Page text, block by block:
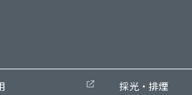
採光・排煙